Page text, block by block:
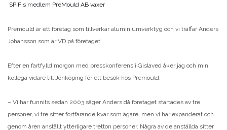
SPIF:s medlem PreMould AB växer
Premould är ett företag som tillverkar aluminiumverktyg och vi träffar Anders
Johansson som är VD på företaget.
Efter en fartfylld morgon med presskonferens i Gislaved åker jag och min
kollega vidare till Jönköping för ett besök hos Premould.
– Vi har funnits sedan 2003 säger Anders då företaget startades av tre
personer, vi tre sitter fortfarande kvar som ägare, men vi har expanderat och
genom åren anställt ytterligare tretton personer. Några av de anställda sitter